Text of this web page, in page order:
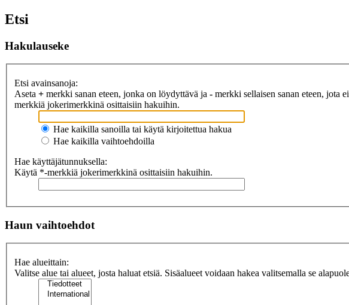
Etsi
Hakulauseke
Etsi avainsanoja:
Aseta + merkki sanan eteen, jonka on löydyttävä ja - merkki sellaisen sanan eteen, jota
merkkiä jokerimerkkinä osittaisiin hakuihin.
Hae kaikilla sanoilla tai käytä kirjoitettua hakua
Hae kaikilla vaihtoehdoilla
Hae käyttäjätunnuksella:
Käytä *-merkkiä jokerimerkkinä osittaisiin hakuihin.
Haun vaihtoehdot
Hae alueittain:
Valitse alue tai alueet, josta haluat etsiä. Sisäalueet voidaan hakea valitsemalla se